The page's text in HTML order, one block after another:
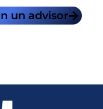
un advisor